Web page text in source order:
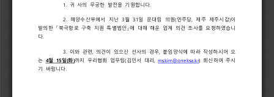
1. 귀 사의 무궁한 발전을 기원합니다
2. 해양수산부에서 지난 3 월 31 일 문대림 의원 ( 민주당 제주 제주시갑)이
발의한 「북극항로 구축 지원 특별법안 」에 대해 해운 업계 의견 조사를 요청하였습니
다
3. 이와 관련 의견이 있으신 선사의 경우 붙임양식에 따라 작성하시어
오
는
4월 15일(화)까지 우리협회 업무팀( 김민서 대리 mskim@oneksa.kr) 회신하여
주시
기
바랍니다